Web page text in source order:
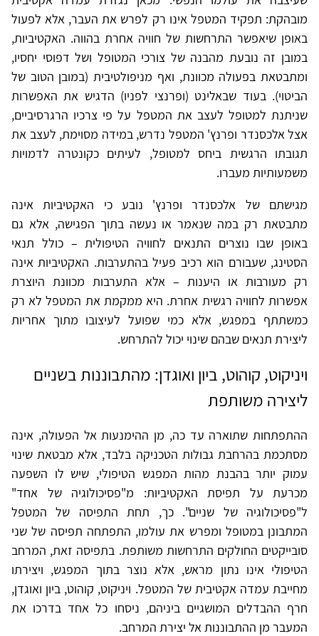
מובהקת: תפקיד המטפל אינו רק לפרש את העבר, אלא לפעול
באופן שיאפשר התרחשות של חוויה אחרת בהווה. האקטיביות,
במובן זה נובעת מהבנה של צורכי המטופל ושל דפוסי יחסיו,
ומתבטאת בפעולה מכוונת, ואף מניפולטיבית (במובן הטוב של
הביטוי). בעוד שבאלינט (ופרנצי לפניו) הדגיש את האפשרות
שניתנת למטופל לעצב את המטפל על פי צרכיו הרגרסיביים,
אצל אלכסנדר ופרנץ' המטפל נדרש, במידה מסוימת, לעצב את
תגובתו הרגשית ביחס למטופל, לעיתים כקונטרה לדמויות
משמעותיות מעברו.
מגישתם של אלכסנדר ופרנץ' נובע כי האקטיביות אינה
מתבטאת רק במה שנאמר או נעשה בתוך הפגישה, אלא גם
באופן שבו נוצרים התנאים לחוויה הטיפולית – כולל תנאי
הסטינג, שעבורם הוא רכיב פעיל בהתערבות. האקטיביות אינה
רק מעורבות או היענות – אלא התערבות מכוונת היוצרת
אפשרות לחוויה רגשית אחרת. היא ממקמת את המטפל לא רק
כמשתתף במפגש, אלא כמי שפועל לעיצובו מתוך אחריות
ליצירת תנאים שבהם שינוי יכול להתרחש.
ויניקוט, קוהוט, ביון ואוגדן: מהתבוננות בשניים
ליצירה משותפת
ההתפתחות שתוארה עד כה, מן ההימנעות אל הפעולה, אינה
מסתכמת בהרחבת גבולות הטכניקה בלבד, אלא מבטאת שינוי
עמוק יותר בהבנת מהות המפגש הטיפולי, שיש לו השפעה
מכרעת על תפיסת האקטיביות: מ"פסיכולוגיה של אחד"
ל"פסיכולוגיה של שניים". כך, תחת התפיסה של המטפל
המתבונן במטופל ומפרש את עולמו, התפתחה תפיסה של שני
סובייקטים החולקים התרחשות משותפת. בתפיסה זאת, המרחב
הטיפולי אינו נתון מראש, אלא נוצר בתוך המפגש, ויצירתו
מחייבת עמדה אקטיבית של המטפל. ויניקוט, קוהוט, ביון ואוגדן,
חרף ההבדלים המושגיים ביניהם, ניסחו כל אחד בדרכו את
המעבר מן ההתבוננות אל יצירת המרחב.